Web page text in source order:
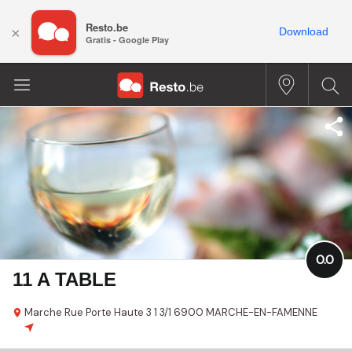
11 A TABLE
Marche Rue Porte Haute 3 1 3/1 6900 MARCHE-EN-FAMENNE
0.0
× Resto.be
Gratis - Google Play
Download